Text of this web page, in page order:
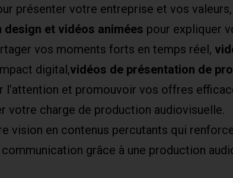
présenter votre entreprise et vos valeurs,
design et vidéos animées pour expliquer
vos moments forts en temps réel,
digital,vidéos de présentation de
l’attention et promouvoir vos offres
votre charge de production audiovisuelle.
vision en contenus percutants qui
grâce à une production